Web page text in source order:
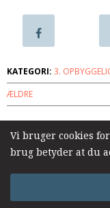
Håbet
om
Guds
rige,
om
hans
frelse
nærværForrige
KATEGORI: 3.
ÆLDRE
Log ind
Vi bruger cookies
brug betyder at du